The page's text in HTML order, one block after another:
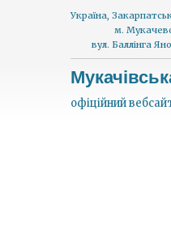
Україна,
м.
вул. Баллінга
офіційний